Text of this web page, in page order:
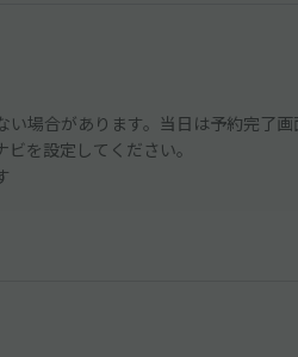
場合があります。当日は予約完了
を設定してください。